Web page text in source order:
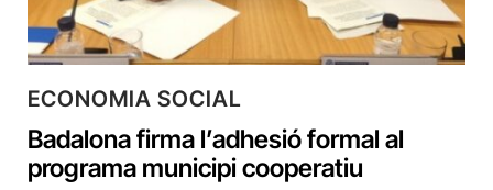
ECONOMIA SOCIAL
Badalona firma l’adhesió formal al
programa municipi cooperatiu